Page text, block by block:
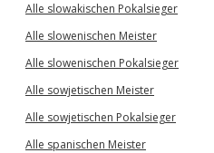
Alle slowakischen Pokalsieger
Alle slowenischen Meister
Alle slowenischen Pokalsieger
Alle sowjetischen Meister
Alle sowjetischen Pokalsieger
Alle spanischen Meister